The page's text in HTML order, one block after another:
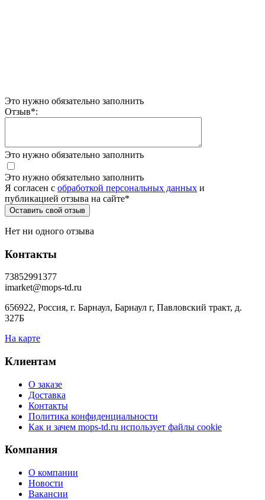
Это нужно обязательно заполнить
Отзыв*:
Это нужно обязательно заполнить
Это нужно обязательно заполнить
Я согласен c обработкой персональных данных и
публикацией отзыва на сайте*
Нет ни одного отзыва
Контакты
73852991377
imarket@mops-td.ru
656922, Россия, г. Барнаул, Барнаул г, Павловский тракт, д.
327Б
На карте
Клиентам
О заказе
Доставка
Контакты
Политика конфиденциальности
Как и зачем mops-td.ru использует файлы cookie
Компания
О компании
Новости
Вакансии